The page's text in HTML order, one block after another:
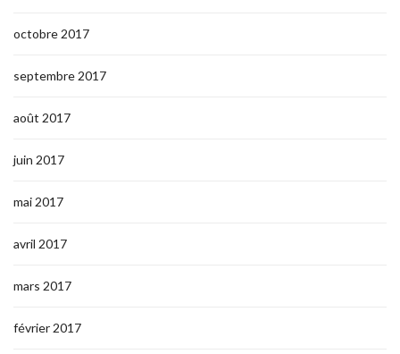
octobre 2017
septembre 2017
août 2017
juin 2017
mai 2017
avril 2017
mars 2017
février 2017